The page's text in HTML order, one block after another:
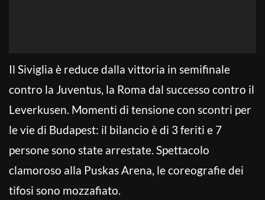
Il Siviglia è reduce dalla vittoria in semifinale
contro la Juventus, la Roma dal successo contro il
Leverkusen. Momenti di tensione con scontri per
le vie di Budapest: il bilancio è di 3 feriti e 7
persone sono state arrestate. Spettacolo
clamoroso alla Puskas Arena, le coreografie dei
tifosi sono mozzafiato.